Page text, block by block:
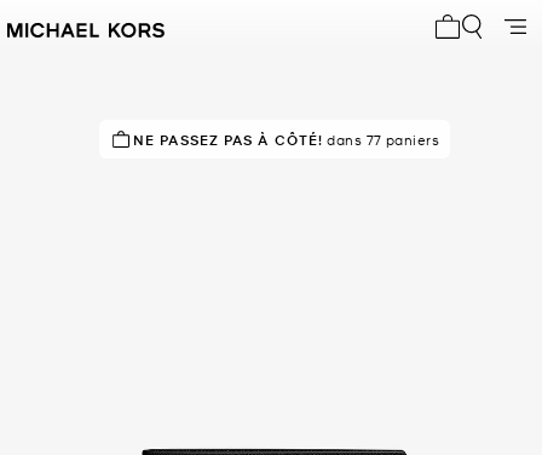
À SUCCÈS! Classé 5 étoiles par 83 % des clients
NE PASSEZ PAS À CÔTÉ! dans 77 paniers